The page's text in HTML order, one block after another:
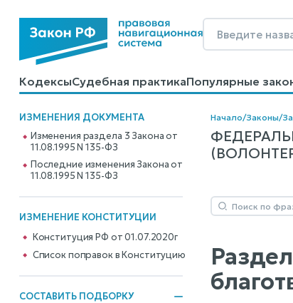
КодексыСудебная практикаПопулярные
КалькуляторыСправочные материалы
ИЗМЕНЕНИЯ ДОКУМЕНТА
Изменения раздела 3 Закона от
11.08.1995 N 135-ФЗ
Последние изменения Закона от
11.08.1995 N 135-ФЗ
ИЗМЕНЕНИЕ КОНСТИТУЦИИ
Конституция РФ от 01.07.2020г
Cписок поправок в Конституцию
СОСТАВИТЬ ПОДБОРКУ
Начало/Законы/